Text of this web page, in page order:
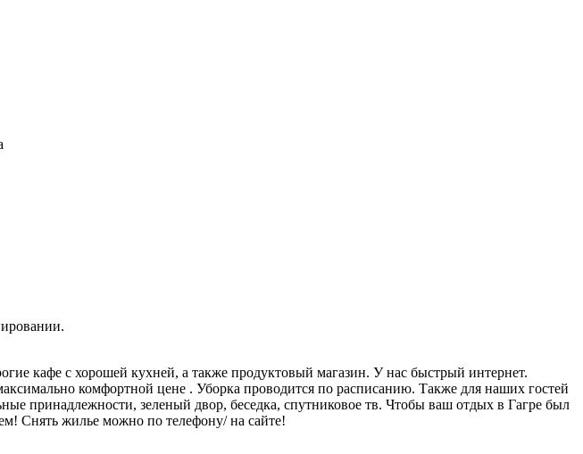
кафе с хорошей кухней, а также продуктовый магазин. У нас быстрый интернет.
комфортной цене . Уборка проводится по расписанию. Также для наших гостей
принадлежности, зеленый двор, беседка, спутниковое тв. Чтобы ваш отдых в Гагре был
Снять жилье можно по телефону/ на сайте!